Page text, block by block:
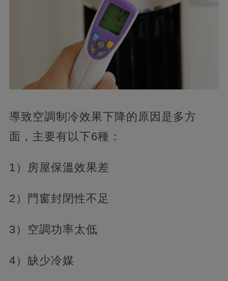
導致空調制冷效果下降的原因是多方
面，主要有以下6種：
1）房屋保溫效果差
2）門窗封閉性不足
3）空調功率太低
4）缺少冷媒